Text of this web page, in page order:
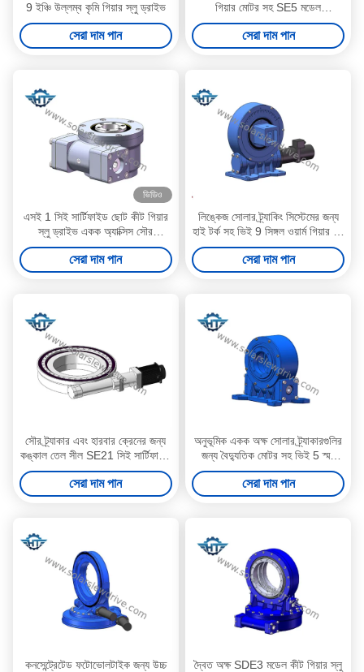
9 ইঞ্চি উল্লম্ব কৃমি গিয়ার স্লু ড্রাইভ
সেরা দাম পান
গিয়ার মোটর সহ SE5 মডেল
অনুভূমিকভাবে মাউন্ট করা গার্মেন্টস গিয়ার
স্লু ড্রাইভ
সেরা দাম পান
ভিডিও
এসই 1 সিই সার্টিফাইড ছোট কীট গিয়ার
স্লু ড্রাইভ একক অ্যাক্সিস সৌর
ট্র্যাকারগুলির জন্য প্ল্যানেটারি গিয়ার মোটর
দিয়ে
সেরা দাম পান
লিঙ্কেজ সোলার ট্র্যাকিং সিস্টেমের জন্য
হাই টর্ক সহ ভিই 9 সিঙ্গল ওয়ার্ম গিয়ার স্লু
ড্রাইভ
সেরা দাম পান
সৌর ট্র্যাকার এবং হারবার ক্রেনের জন্য
কঙ্কাল তেল সীল SE21 সিই সার্টিফাইড
কীট গিয়ার স্লু ড্রাইভ
সেরা দাম পান
অনুভূমিক একক অক্ষ সোলার ট্র্যাকারগুলির
জন্য বৈদ্যুতিক মোটর সহ ভিই 5 স্মল
ব্যাকল্যাশ ওয়ার্ম গিয়ার স্লু ড্রাইভ
সেরা দাম পান
কনসেন্ট্রেটেড ফটোভোলটাইক জন্য উচ্চ
দ্বৈত অক্ষ SDE3 মডেল কীট গিয়ার স্লু